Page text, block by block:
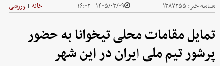
شناسه خبر: ۱۳۸۷۲۵۵ ۱۴۰۵/۰۳/۰۹ - ۱۶:۰۲ خانه | ورزشی
تمایل مقامات محلی تیخوانا به حضور
پرشور تیم ملی ایران در این شهر